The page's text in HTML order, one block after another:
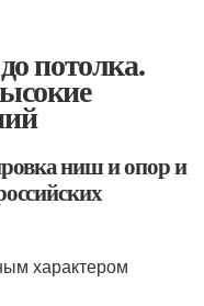
потолка.
ниш и опор и
характером